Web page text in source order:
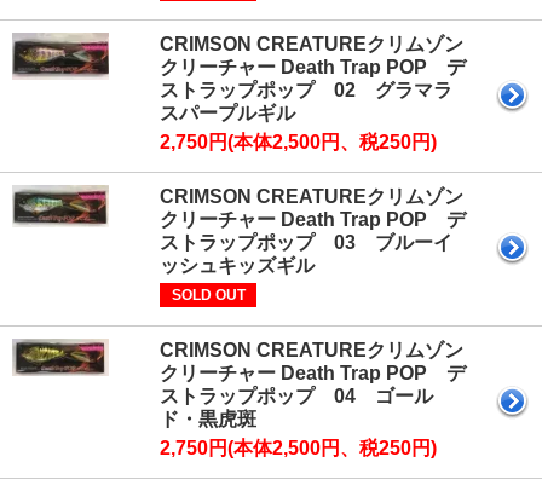
CRIMSON CREATUREクリムゾン
クリーチャー Death Trap POP デ
ストラップポップ 02 グラマラ
スパープルギル
2,750円(本体2,500円、税250円)
CRIMSON CREATUREクリムゾン
クリーチャー Death Trap POP デ
ストラップポップ 03 ブルーイ
ッシュキッズギル
SOLD OUT
CRIMSON CREATUREクリムゾン
クリーチャー Death Trap POP デ
ストラップポップ 04 ゴール
ド・黒虎斑
2,750円(本体2,500円、税250円)